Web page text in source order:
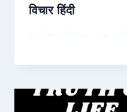
विचार हिंदी